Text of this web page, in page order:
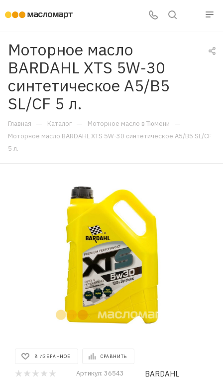
Моторное масло
BARDAHL XTS 5W-30
синтетическое A5/B5
SL/CF 5 л.
Главная — Каталог — Моторное масло в Тюмени —
Моторное масло BARDAHL XTS 5W-30 синтетическое A5/B5 SL/CF
5 л.
В ИЗБРАННОЕ СРАВНИТЬ
Артикул: 36543 BARDAHL